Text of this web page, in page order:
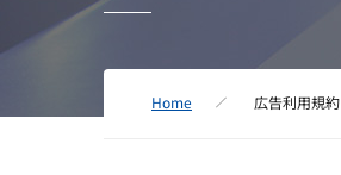
Home 広告利用規約